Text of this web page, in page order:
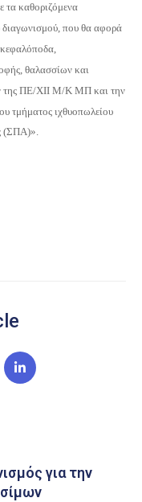
καθοριζόμενα
διαγωνισμού, που θα αφορά
θαλασσίων και
της ΠΕ/ΧΙΙ Μ/Κ ΜΠ και την
τμήματος ιχθυοπωλείου
(ΣΠΑ)».
για την